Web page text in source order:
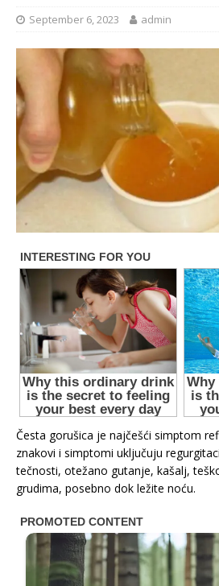
September 6, 2023 admin
Česta gorušica je najčešći simptom
znakovi i simptomi uključuju
tečnosti, otežano gutanje, kašalj,
grudima, posebno dok ležite noću.